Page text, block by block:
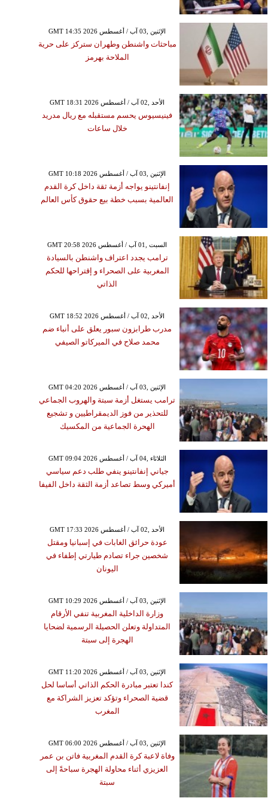
GMT 14:35 2026 الإثنين ,03 آب / أغسطس
مباحثات واشنطن وطهران ستركز على حرية
الملاحة بهرمز
GMT 18:31 2026 الأحد ,02 آب / أغسطس
فينيسيوس يحسم مستقبله مع ريال مدريد
خلال ساعات
GMT 10:18 2026 الإثنين ,03 آب / أغسطس
إنفانتينو يواجه أزمة ثقة داخل كرة القدم
العالمية بسبب خطة بيع حقوق كأس العالم
GMT 20:58 2026 السبت ,01 آب / أغسطس
ترامب يجدد اعتراف واشنطن بالسيادة
المغربية على الصحراء و إقتراحها للحكم
الذاتي
GMT 18:52 2026 الأحد ,02 آب / أغسطس
مدرب طرابزون سبور يعلق على أنباء ضم
محمد صلاح في الميركاتو الصيفي
GMT 04:20 2026 الإثنين ,03 آب / أغسطس
ترامب يستغل أزمة سبتة والهروب الجماعي
للتحذير من فوز الديمقراطيين و تشجيع
الهحرة الجماعية من المكسيك
GMT 09:04 2026 الثلاثاء ,04 آب / أغسطس
جياني إنفانتينو ينفي طلب دعم سياسي
أميركي وسط تصاعد أزمة الثقة داخل الفيفا
GMT 17:33 2026 الأحد ,02 آب / أغسطس
عودة حرائق الغابات في إسبانيا ومقتل
شخصين جراء تصادم طيارتي إطفاء في
اليونان
GMT 10:29 2026 الإثنين ,03 آب / أغسطس
وزارة الداخلية المغربية تنفي الأرقام
المتداولة وتعلن الحصيلة الرسمية لضحايا
الهجرة إلى سبتة
GMT 11:20 2026 الإثنين ,03 آب / أغسطس
كندا تعتبر مبادرة الحكم الذاتي أساسا لحل
قضية الصحراء وتؤكد تعزيز الشراكة مع
المغرب
GMT 06:00 2026 الإثنين ,03 آب / أغسطس
وفاة لاعبة كرة القدم المغربية فاتن بن عمر
العزيزي أثناء محاولة الهجرة سباحةً إلى
سبتة